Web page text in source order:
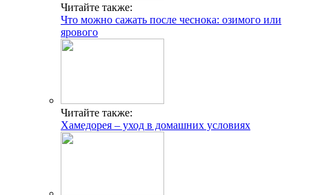
Читайте также:
Что можно сажать после чеснока: озимого или
ярового
Читайте также:
Хамедорея – уход в домашних условиях